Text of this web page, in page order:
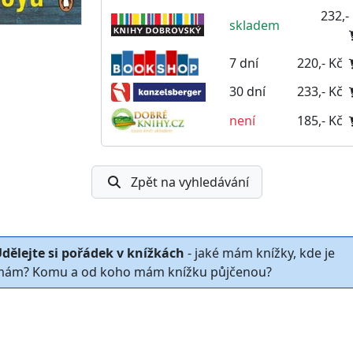
skladem
232,-
7 dní
220,- Kč
30 dní
233,- Kč
není
185,- Kč
Zpět na vyhledávání
si pořádek v knížkách - jaké mám knížky, kde je
Komu a od koho mám knížku půjčenou?